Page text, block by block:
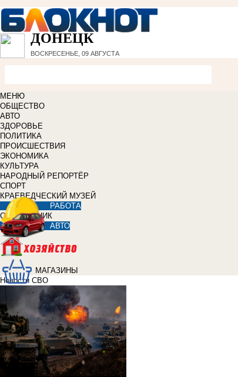
ДОНЕЦК
ВОСКРЕСЕНЬЕ, 09 АВГУСТА
МЕНЮ
ОБЩЕСТВО
АВТО
ЗДОРОВЬЕ
ПОЛИТИКА
ПРОИСШЕСТВИЯ
ЭКОНОМИКА
КУЛЬТУРА
НАРОДНЫЙ РЕПОРТЁР
СПОРТ
КРАЕВЕДЧЕСКИЙ МУЗЕЙ
РАБОТА
СПРАВОЧНИК
АВТО
МАГАЗИНЫ
Новости СВО